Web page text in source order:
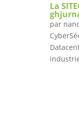
La
par